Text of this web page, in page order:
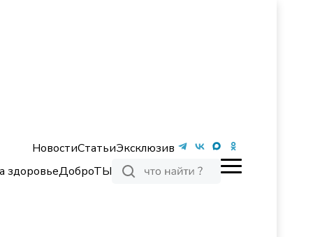
НовостиСтатьиЭксклюзив
здоровьеДоброТЫ